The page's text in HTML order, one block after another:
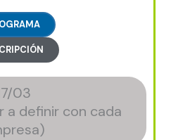
03
a definir con cada